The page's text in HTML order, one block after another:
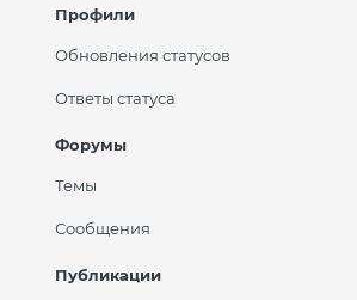
Профили
Обновления статусов
Ответы статуса
Форумы
Темы
Сообщения
Публикации